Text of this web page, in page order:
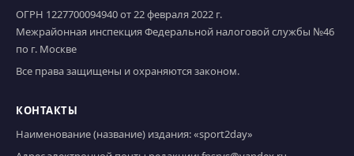
ОГРН 1227700094940 от 22 февраля 2022 г.
Межрайонная инспекция Федеральной налоговой службы №46
по г. Москве
Все права защищены и охраняются законом.
КОНТАКТЫ
Наименование (название) издания: «sport2day»